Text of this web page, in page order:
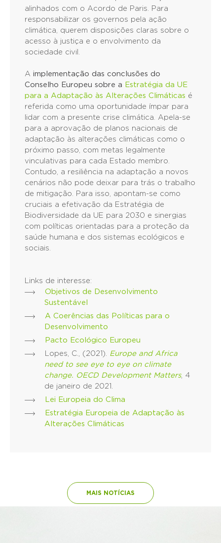
alinhados com o Acordo de Paris. Para
responsabilizar os governos pela ação
climática, querem disposições claras sobre o
acesso à justiça e o envolvimento da
sociedade civil.
A implementação das conclusões do
Conselho Europeu sobre a Estratégia da UE
para a Adaptação às Alterações Climáticas é
referida como uma oportunidade ímpar para
lidar com a presente crise climática. Apela-se
para a aprovação de planos nacionais de
adaptação às alterações climáticas como o
próximo passo, com metas legalmente
vinculativas para cada Estado membro.
Contudo, a resiliência na adaptação a novos
cenários não pode deixar para trás o trabalho
de mitigação. Para isso, apontam-se como
cruciais a efetivação da Estratégia de
Biodiversidade da UE para 2030 e sinergias
com políticas orientadas para a proteção da
saúde humana e dos sistemas ecológicos e
sociais.
Links de interesse:
Objetivos de Desenvolvimento
Sustentável
A Coerências das Políticas para o
Desenvolvimento
Pacto Ecológico Europeu
Lopes, C., (2021). Europe and Africa
need to see eye to eye on climate
change. OECD Development Matters, 4
de janeiro de 2021.
Lei Europeia do Clima
Estratégia Europeia de Adaptação às
Alterações Climáticas
MAIS NOTÍCIAS